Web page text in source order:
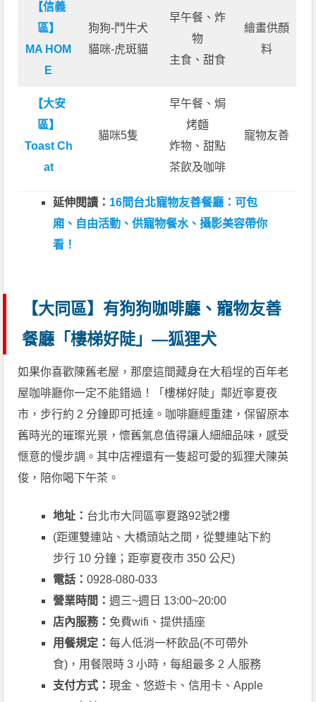
【信義
區】
MA HOM
E
狗狗-鬥牛犬
貓咪-虎斑貓
早午餐、炸
物
主食、甜食
繪畫供顏
料
【大安
區】
Toast Ch
at
貓咪5隻
早午餐、焗
烤麵
炸物、甜點
茶飲及咖啡
寵物友善
延伸閱讀： 16間台北寵物友善餐廳：可包
廂、自由活動、供寵物餐水、攝影美容帶你
看！
【大同區】有狗狗咖啡廳、寵物友善
餐廳「樓梯好陡」—狐狸犬
如果你喜歡陳舊老屋，那麼這間藏身在大稻埕的百年老
屋咖啡廳你一定不能錯過！「樓梯好陡」鄰近寧夏夜
市，步行約 2 分鐘即可抵達。咖啡廳經重建，保留原本
舊時光的璀璨光景，懷舊氣息值得讓人細細品味，感受
愜意的慢步調。其中店裡還有一隻超可愛的狐狸犬陳英
俊，陪你喝下午茶。
地址： 台北市大同區寧夏路92號2樓
(距運雙連站、大橋頭站之間，從雙連站下約
步行 10 分鐘；距寧夏夜市 350 公尺)
電話：0928-080-033
營業時間：週三~週日 13:00~20:00
店內服務： 免費wifi、提供插座
用餐規定：每人低消一杯飲品(不可帶外
食)，用餐限時 3 小時，每組最多 2 人服務
支付方式：現金、悠遊卡、信用卡、Apple